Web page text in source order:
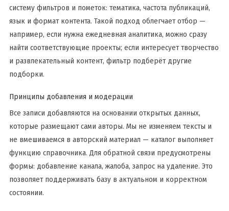
систему фильтров и пометок: тематика, частота публикаций,
язык и формат контента. Такой подход облегчает отбор —
например, если нужна ежедневная аналитика, можно сразу
найти соответствующие проекты; если интересует творчество
и развлекательный контент, фильтр подберёт другие
подборки.
Принципы добавления и модерации
Все записи добавляются на основании открытых данных,
которые размещают сами авторы. Мы не изменяем тексты и
не вмешиваемся в авторский материал — каталог выполняет
функцию справочника. Для обратной связи предусмотрены
формы: добавление канала, жалоба, запрос на удаление. Это
позволяет поддерживать базу в актуальном и корректном
состоянии.